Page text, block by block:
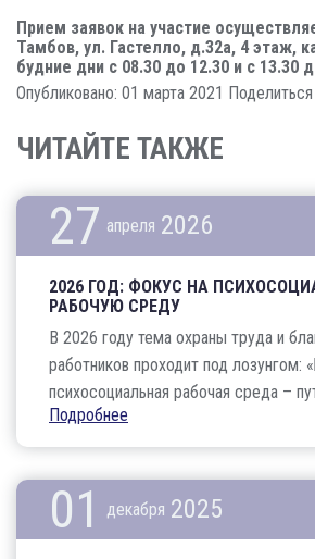
Прием заявок на участие
Тамбов, ул. Гастелло, д.32а, 4 этаж,
будние дни с 08.30 до 12.30 и с 13.30
Опубликовано: 01 марта 2021 Поделиться
ЧИТАЙТЕ ТАКЖЕ
27 апреля 2026
2026 ГОД: ФОКУС НА
РАБОЧУЮ СРЕДУ
В 2026 году тема охраны труда и
работников проходит под лозунгом:
психосоциальная рабочая среда –
Подробнее
01 декабря 2025